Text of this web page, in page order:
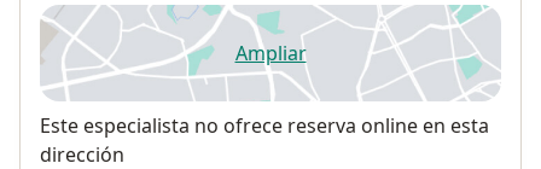
Ampliarse abre en una nueva
Disponibilidad
Este especialista no ofrece reserva online en esta
dirección